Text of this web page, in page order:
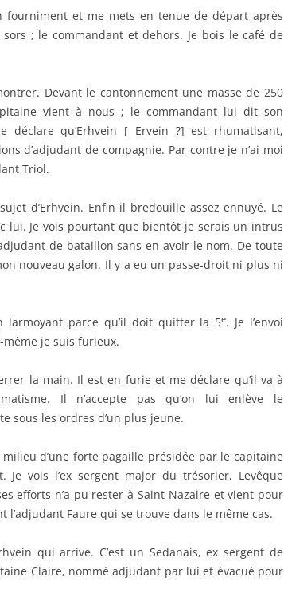
fourniment et me mets en tenue de départ après
; le commandant et dehors. Je bois le café de
Devant le cantonnement une masse de 250
vient à nous ; le commandant lui dit son
déclare qu’Erhvein [ Ervein ?] est rhumatisant,
d’adjudant de compagnie. Par contre je n’ai moi
Triol.
d’Erhvein. Enfin il bredouille assez ennuyé. Le
lui. Je vois pourtant que bientôt je serais un intrus
de bataillon sans en avoir le nom. De toute
nouveau galon. Il y a eu un passe-droit ni plus ni
larmoyant parce qu’il doit quitter la 5e. Je l’envoi
même je suis furieux.
la main. Il est en furie et me déclare qu’il va à
Il n’accepte pas qu’on lui enlève le
sous les ordres d’un plus jeune.
d’une forte pagaille présidée par le capitaine
vois l’ex sergent major du trésorier, Levêque
efforts n’a pu rester à Saint-Nazaire et vient pour
l’adjudant Faure qui se trouve dans le même cas.
qui arrive. C’est un Sedanais, ex sergent de
Claire, nommé adjudant par lui et évacué pour